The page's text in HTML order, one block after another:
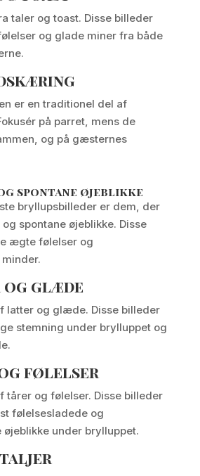
taler og toast. Disse billeder
og glade miner fra både
er en traditionel del af
på parret, mens de
og på gæsternes
spontane øjeblikke
bryllupsbilleder er dem, der
spontane øjeblikke. Disse
ægte følelser og
glæde
latter og glæde. Disse billeder
stemning under brylluppet og
følelser
tårer og følelser. Disse billeder
følelsesladede og
under brylluppet.